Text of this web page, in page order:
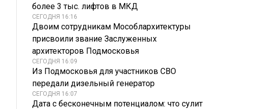
более 3 тыс. лифтов в МКД
СЕГОДНЯ 16:16
Двоим сотрудникам Мособлархитектуры
присвоили звание Заслуженных
архитекторов Подмосковья
СЕГОДНЯ 16:09
Из Подмосковья для участников СВО
передали дизельный генератор
СЕГОДНЯ 16:07
Дата с бесконечным потенциалом: что сулит